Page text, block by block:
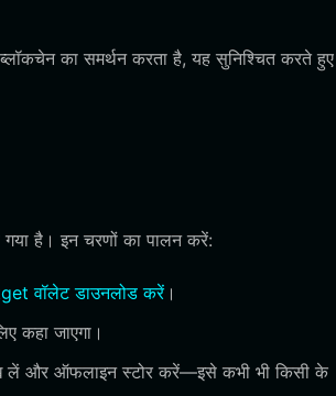
का समर्थन करता है, यह सुनिश्चित करते हुए
है। इन चरणों का पालन करें:
वॉलेट डाउनलोड करें।
कहा जाएगा।
लें और ऑफलाइन स्टोर करें—इसे कभी भी किसी के